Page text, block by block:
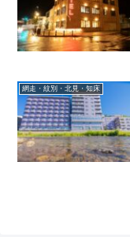
網走・紋別・北見・知床